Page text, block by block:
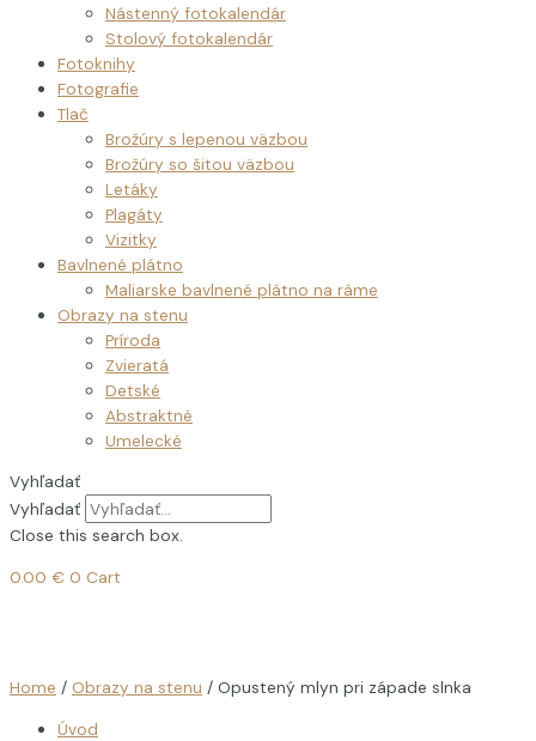
Nástenný fotokalendár
Stolový fotokalendár
Fotoknihy
Fotografie
Tlač
Brožúry s lepenou väzbou
Brožúry so šitou väzbou
Letáky
Plagáty
Vizitky
Bavlnené plátno
Maliarske bavlnené plátno na ráme
Obrazy na stenu
Príroda
Zvieratá
Detské
Abstraktné
Umelecké
Vyhľadať
Vyhľadať
Close this search box.
0.00 € 0 Cart
Home / Obrazy na stenu / Opustený mlyn pri západe slnka
Úvod